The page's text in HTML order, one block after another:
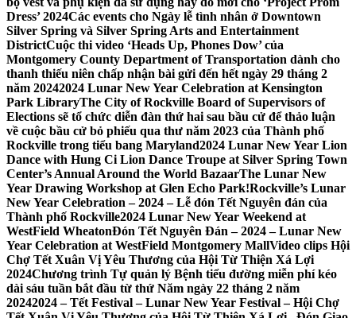
Dress’ 2024Các events cho Ngày lễ tình nhân ở Downtown
Silver Spring và Silver Spring Arts and Entertainment
DistrictCuộc thi video ‘Heads Up, Phones Dow’ của
Montgomery County Department of Transportation dành cho
thanh thiếu niên chấp nhận bài gửi đến hết ngày 29 tháng 2
năm 20242024 Lunar New Year Celebration at Kensington
Park LibraryThe City of Rockville Board of Supervisors of
Elections sẽ tổ chức diễn đàn thứ hai sau bầu cử để thảo luận
về cuộc bầu cử bỏ phiếu qua thư năm 2023 của Thành phố
Rockville trong tiểu bang Maryland2024 Lunar New Year Lion
Dance with Hung Ci Lion Dance Troupe at Silver Spring Town
Center’s Annual Around the World BazaarThe Lunar New
Year Drawing Workshop at Glen Echo Park!Rockville’s Lunar
New Year Celebration – 2024 – Lễ đón Tết Nguyên đán của
Thành phố Rockville2024 Lunar New Year Weekend at
WestField WheatonĐón Tết Nguyên Đán – 2024 – Lunar New
Year Celebration at WestField Montgomery MallVideo clips Hội
Chợ Tết Xuân Vị Yêu Thương của Hội Từ Thiện Xá Lợi
2024Chương trình Tự quản lý Bệnh tiểu đường miễn phí kéo
dài sáu tuần bắt đầu từ thứ Năm ngày 22 tháng 2 năm
20242024 – Tết Festival – Lunar New Year Festival – Hội Chợ